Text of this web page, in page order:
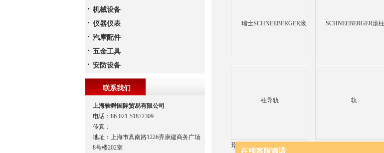
瑞士SCHNEEBERGER滚
机械设备
仪器仪表
汽摩配件
五金工具
安防设备
联系我们
上海轶舜国际贸易有限公司
电话：86-021-51872309
传真：
地址：上海市真南路1226弄康建商务广场
8号楼202室